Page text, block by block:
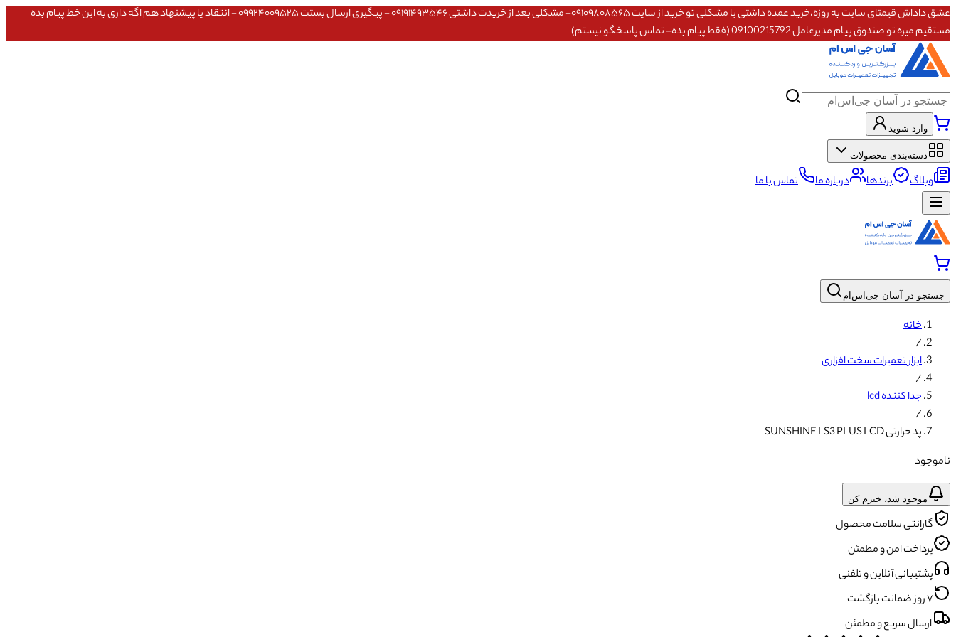
عشق داداش قیمتای سایت به روزه،خرید عمده داشتی یا مشکلی تو خرید از سایت ۰۹۱۰۹۸۰۸۵۶۵- مشکلی بعد از خریدت داشتی ۰۹۱۹۱۴۹۳۵۴۶ - پیگیری ارسال بستت ۰۹۹۲۴۰۰۹۵۲۵ - انتقاد یا پیشنهاد هم اگه داری به این خط پیام بده
مستقیم میره تو صندوق پیام مدیرعامل 09100215792 (فقط پیام بده- تماس پاسخگو نیستم)
وارد شوید
دسته‌بندی محصولات
وبلاگ برندها درباره ما تماس با ما
جستجو در آسان جی‌اس‌ام
خانه
/
ابزار تعمیرات سخت افزاری
/
جدا کننده lcd
/
پد حرارتی SUNSHINE LS3 PLUS LCD
ناموجود
موجود شد، خبرم کن
گارانتی سلامت محصول
پرداخت امن و مطمئن
پشتیبانی آنلاین و تلفنی
۷ روز ضمانت بازگشت
ارسال سریع و مطمئن